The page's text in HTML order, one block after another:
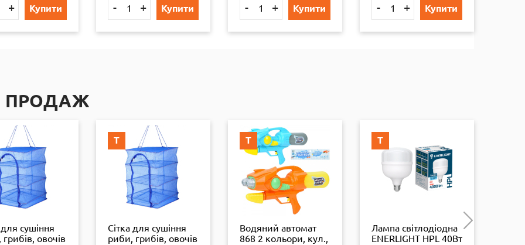
+ Купити - + Купити - + Купити - + Купити
ПРОДАЖ
для сушіння
овочів
Т
Сітка для сушіння
риби, грибів, овочів
Т
Водяний автомат
868 2 кольори, кул.,
Т
Лампа світлодіодна
ENERLIGHT HPL 40Вт